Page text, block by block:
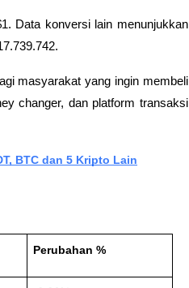
Data konversi lain menunjukkan
masyarakat yang ingin membeli
changer, dan platform transaksi
BTC dan 5 Kripto Lain
Perubahan %